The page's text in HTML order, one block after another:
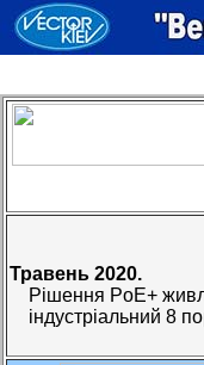
Травень 2020.
Рішення PoE+
індустріальний 8